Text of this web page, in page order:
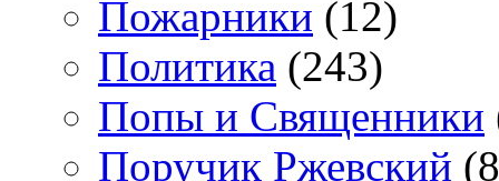
Пожарники (12)
Политика (243)
Попы и Священники
Поручик Ржевский